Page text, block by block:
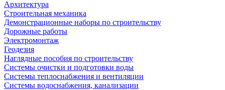
Архитектура
Cтроительная механика
Демонстрационные наборы по строительству
Дорожные работы
Электромонтаж
Геодезия
Наглядные пособия по строительству
Системы очистки и подготовки воды
Системы теплоснабжения и вентиляции
Системы водоснабжения, канализации